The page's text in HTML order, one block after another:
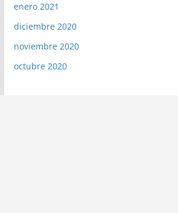
enero 2021
diciembre 2020
noviembre 2020
octubre 2020